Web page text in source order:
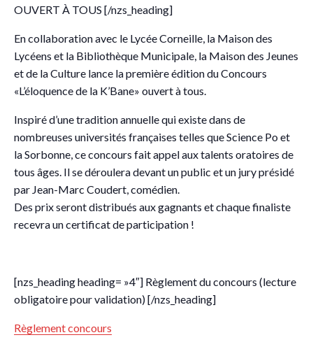
OUVERT À TOUS [/nzs_heading]
En collaboration avec le Lycée Corneille, la Maison des
Lycéens et la Bibliothèque Municipale, la Maison des Jeunes
et de la Culture lance la première édition du Concours
«L’éloquence de la K’Bane» ouvert à tous.
Inspiré d’une tradition annuelle qui existe dans de
nombreuses universités françaises telles que Science Po et
la Sorbonne, ce concours fait appel aux talents oratoires de
tous âges. Il se déroulera devant un public et un jury présidé
par Jean-Marc Coudert, comédien.
Des prix seront distribués aux gagnants et chaque finaliste
recevra un certificat de participation !
[nzs_heading heading= »4″] Règlement du concours (lecture
obligatoire pour validation) [/nzs_heading]
Règlement concours